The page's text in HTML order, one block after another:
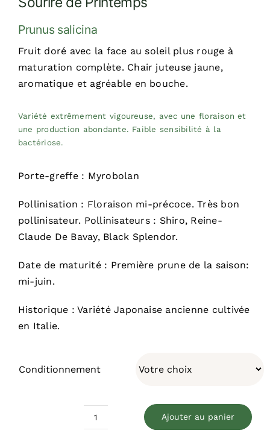
Prunus salicina
Fruit doré avec la face au soleil plus rouge à
maturation complète. Chair juteuse jaune,
aromatique et agréable en bouche.
Variété extrêmement vigoureuse, avec une floraison et
une production abondante. Faible sensibilité à la
bactériose.
Porte-greffe : Myrobolan
Pollinisation : Floraison mi-précoce. Très bon
pollinisateur. Pollinisateurs : Shiro, Reine-
Claude De Bavay, Black Splendor.
Date de maturité : Première prune de la saison:
mi-juin.
Historique : Variété Japonaise ancienne cultivée
en Italie.
Conditionnement
Ajouter au panier